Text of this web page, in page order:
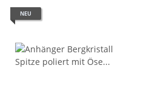
NEU